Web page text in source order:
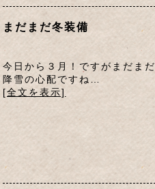
まだまだ冬装備
今日から３月！ですがまだまだ
降雪の心配ですね…
[全文を表示]